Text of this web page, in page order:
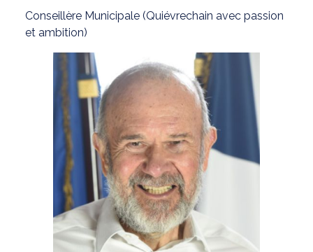
Conseillère Municipale (Quiévrechain avec passion
et ambition)